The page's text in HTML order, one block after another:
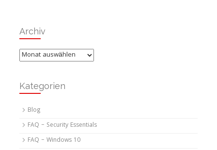
Archiv
Archiv
Kategorien
Blog
FAQ – Security Essentials
FAQ – Windows 10